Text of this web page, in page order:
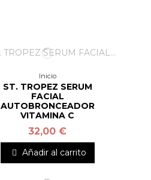
Inicio
ST. TROPEZ SERUM
FACIAL
AUTOBRONCEADOR
VITAMINA C
32,00 €
Añadir al carrito